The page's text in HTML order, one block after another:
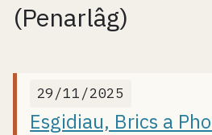
(Penarlâg)
29/11/2025
Esgidiau, Brics a